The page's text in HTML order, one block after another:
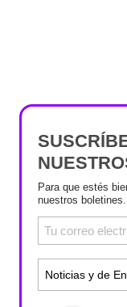
Para que estés
nuestros